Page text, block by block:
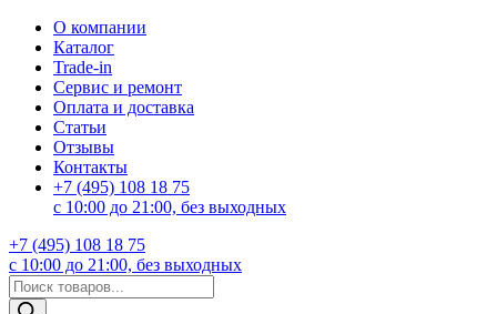
О компании
Каталог
Trade-in
Сервис и ремонт
Оплата и доставка
Статьи
Отзывы
Контакты
+7 (495) 108 18 75
с 10:00 до 21:00, без выходных
+7 (495) 108 18 75
с 10:00 до 21:00, без выходных
Поиск
товаров